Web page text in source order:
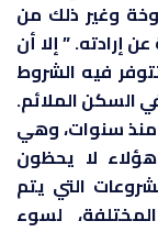
وغير ذلك من
إرادته. ” إلا أن
فيه الشروط
في السكن الملائم.
منذ سنوات، وهي
هؤلاء لا يحظون
التي يتم
لسوء